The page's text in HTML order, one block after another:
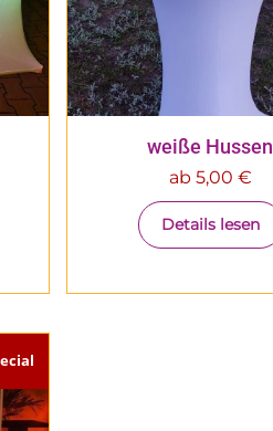
weiße Hussen
ab 5,00 €
Details lesen